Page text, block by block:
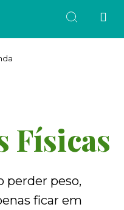
Físicas
perder peso,
ficar em